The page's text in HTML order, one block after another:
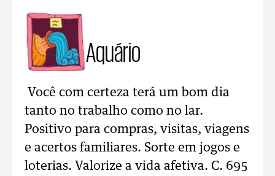
Aquário
Você com certeza terá um bom dia
tanto no trabalho como no lar.
Positivo para compras, visitas, viagens
e acertos familiares. Sorte em jogos e
loterias. Valorize a vida afetiva. C. 695